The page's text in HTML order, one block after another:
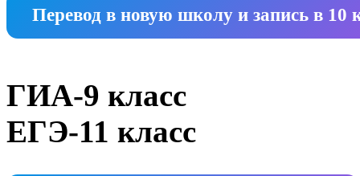
Перевод в новую школу и запись в 10
ГИА-9 класс
ЕГЭ-11 класс